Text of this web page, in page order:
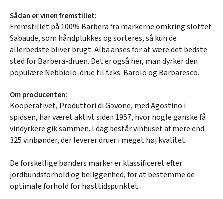
Sådan er vinen fremstillet:
Fremstillet på 100% Barbera fra markerne omkring slottet
Sabaude, som håndplukkes og sorteres, så kun de
allerbedste bliver brugt. Alba anses for at være det bedste
sted for Barbera-druen. Det er også her, man dyrker den
populære Nebbiolo-drue til f.eks. Barolo og Barbaresco.
Om producenten:
Kooperativet, Produttori di Govone, med Agostino i
spidsen, har været aktivt siden 1957, hvor nogle ganske få
vindyrkere gik sammen. I dag består vinhuset af mere end
325 vinbønder, der leverer druer i meget høj kvalitet.
De forskellige bønders marker er klassificeret efter
jordbundsforhold og beliggenhed, for at bestemme de
optimale forhold for høsttidspunktet.